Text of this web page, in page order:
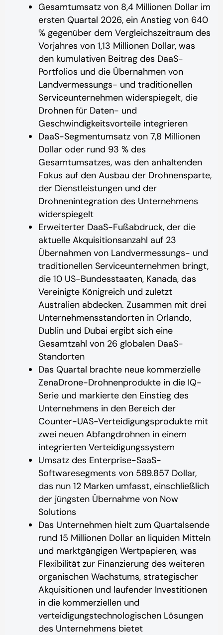
Gesamtumsatz von 8,4 Millionen Dollar im
ersten Quartal 2026, ein Anstieg von 640
% gegenüber dem Vergleichszeitraum des
Vorjahres von 1,13 Millionen Dollar, was
den kumulativen Beitrag des DaaS-
Portfolios und die Übernahmen von
Landvermessungs- und traditionellen
Serviceunternehmen widerspiegelt, die
Drohnen für Daten- und
Geschwindigkeitsvorteile integrieren
DaaS-Segmentumsatz von 7,8 Millionen
Dollar oder rund 93 % des
Gesamtumsatzes, was den anhaltenden
Fokus auf den Ausbau der Drohnensparte,
der Dienstleistungen und der
Drohnenintegration des Unternehmens
widerspiegelt
Erweiterter DaaS-Fußabdruck, der die
aktuelle Akquisitionsanzahl auf 23
Übernahmen von Landvermessungs- und
traditionellen Serviceunternehmen bringt,
die 10 US-Bundesstaaten, Kanada, das
Vereinigte Königreich und zuletzt
Australien abdecken. Zusammen mit drei
Unternehmensstandorten in Orlando,
Dublin und Dubai ergibt sich eine
Gesamtzahl von 26 globalen DaaS-
Standorten
Das Quartal brachte neue kommerzielle
ZenaDrone-Drohnenprodukte in die IQ-
Serie und markierte den Einstieg des
Unternehmens in den Bereich der
Counter-UAS-Verteidigungsprodukte mit
zwei neuen Abfangdrohnen in einem
integrierten Verteidigungssystem
Umsatz des Enterprise-SaaS-
Softwaresegments von 589.857 Dollar,
das nun 12 Marken umfasst, einschließlich
der jüngsten Übernahme von Now
Solutions
Das Unternehmen hielt zum Quartalsende
rund 15 Millionen Dollar an liquiden Mitteln
und marktgängigen Wertpapieren, was
Flexibilität zur Finanzierung des weiteren
organischen Wachstums, strategischer
Akquisitionen und laufender Investitionen
in die kommerziellen und
verteidigungstechnologischen Lösungen
des Unternehmens bietet